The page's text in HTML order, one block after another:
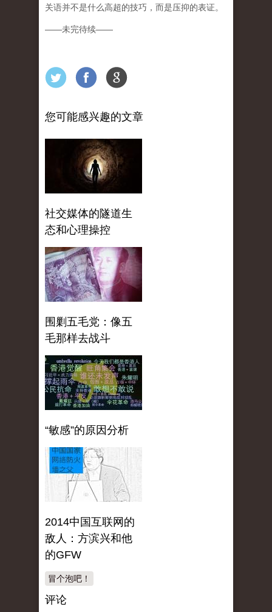
关语并不是什么高超的技巧，而是压抑的表证。
——未完待续——
您可能感兴趣的文章
社交媒体的隧道生
态和心理操控
围剿五毛党：像五
毛那样去战斗
“敏感”的原因分析
2014中国互联网的
敌人：方滨兴和他
的GFW
冒个泡吧！
评论